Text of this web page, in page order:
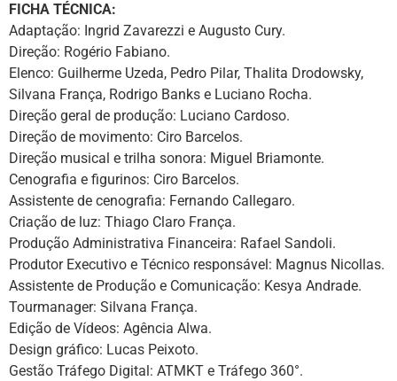
FICHA TÉCNICA:
Adaptação: Ingrid Zavarezzi e Augusto Cury.
Direção: Rogério Fabiano.
Elenco: Guilherme Uzeda, Pedro Pilar, Thalita Drodowsky,
Silvana França, Rodrigo Banks e Luciano Rocha.
Direção geral de produção: Luciano Cardoso.
Direção de movimento: Ciro Barcelos.
Direção musical e trilha sonora: Miguel Briamonte.
Cenografia e figurinos: Ciro Barcelos.
Assistente de cenografia: Fernando Callegaro.
Criação de luz: Thiago Claro França.
Produção Administrativa Financeira: Rafael Sandoli.
Produtor Executivo e Técnico responsável: Magnus Nicollas.
Assistente de Produção e Comunicação: Kesya Andrade.
Tourmanager: Silvana França.
Edição de Vídeos: Agência Alwa.
Design gráfico: Lucas Peixoto.
Gestão Tráfego Digital: ATMKT e Tráfego 360°.